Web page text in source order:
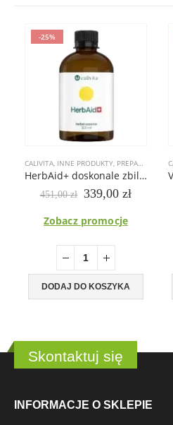
-25%
CALIVITA, INNE PRODUKTY, PREPARATY ROŚLINNE
HerbAid+ doskonale zbilansowana esencja 53 roślin leczniczych dla skóry
451,00zł Pierwotna
wynosiła:
451,00 zł.
339,00złAktualna
Zobacz promocje
DODAJ DO KOSZYKA
Skontaktuj się
INFORMACJE O SKLEPIE